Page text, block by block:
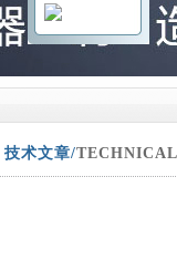
技术文章/TECHNICAL